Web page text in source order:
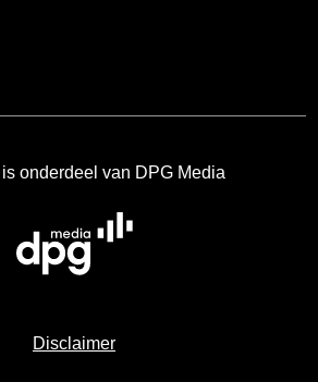
onderdeel van DPG Media
Disclaimer